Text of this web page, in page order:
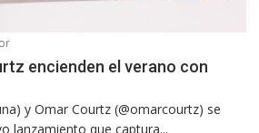
encienden el verano con
y Omar Courtz (@omarcourtz) se
lanzamiento que captura...